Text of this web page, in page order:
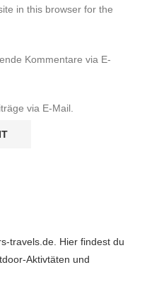
in this browser for the
Kommentare via E-
via E-Mail.
travels.de. Hier findest du
Aktivtäten und